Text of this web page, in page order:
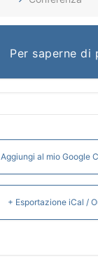
Per saperne di
Aggiungi al mio Google
+ Esportazione iCal /